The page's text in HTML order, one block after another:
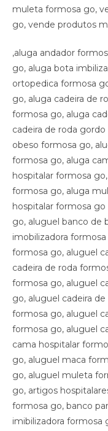
,aluga andador
go, aluga bota
ortopedica formosa
go, aluga cadeira de
formosa go, aluga
cadeira de roda
obeso formosa go,
formosa go, aluga
hospitalar formosa
formosa go, aluga
hospitalar formosa
go, aluguel banco de
imobilizadora
formosa go, aluguel
cadeira de roda
formosa go, aluguel
go, aluguel cadeira
formosa go, aluguel
formosa go, aluguel
cama hospitalar
go, aluguel maca
go, aluguel muleta
go, artigos
formosa go, banco
imibilizadora formosa